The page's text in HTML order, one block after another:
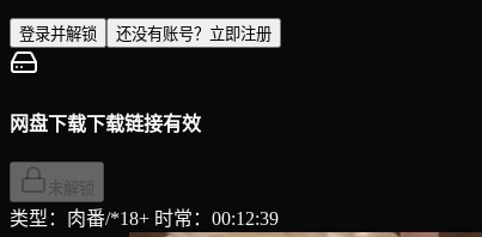
登录并解锁 还没有账号？立即注册
网盘下载下载链接有效
未解锁
类型：肉番/*18+ 时常：00:12:39